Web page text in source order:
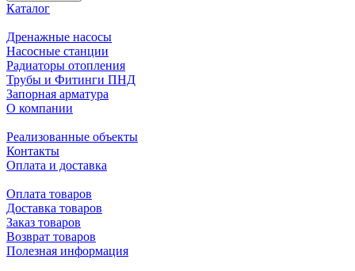
Каталог
Дренажные насосы
Насосные станции
Радиаторы отопления
Трубы и Фитинги ПНД
Запорная арматура
О компании
Реализованные объекты
Контакты
Оплата и доставка
Оплата товаров
Доставка товаров
Заказ товаров
Возврат товаров
Полезная информация